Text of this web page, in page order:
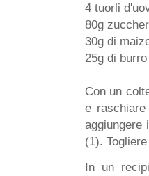
4 tuorli
80g
30g di
25g di
Con un
e
aggiungere
(1).
In un